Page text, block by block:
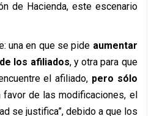
de Hacienda, este escenario
una en que se pide aumentar
los afiliados, y otra para que
el afiliado, pero sólo
de las modificaciones, el
se justifica”, debido a que los